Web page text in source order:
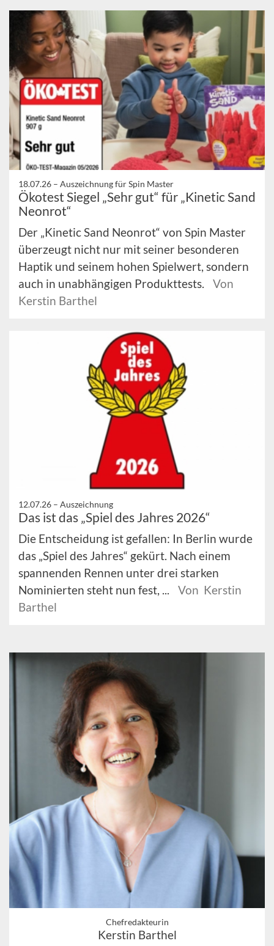
18.07.26 – Auszeichnung für Spin Master
Ökotest Siegel „Sehr gut“ für „Kinetic Sand
Neonrot“
Der „Kinetic Sand Neonrot“ von Spin Master
überzeugt nicht nur mit seiner besonderen
Haptik und seinem hohen Spielwert, sondern
auch in unabhängigen Produkttests.
Von
Kerstin Barthel
12.07.26 – Auszeichnung
Das ist das „Spiel des Jahres 2026“
Die Entscheidung ist gefallen: In Berlin wurde
das „Spiel des Jahres“ gekürt. Nach einem
spannenden Rennen unter drei starken
Nominierten steht nun fest, ...
Von Kerstin
Barthel
Chefredakteurin
Kerstin Barthel